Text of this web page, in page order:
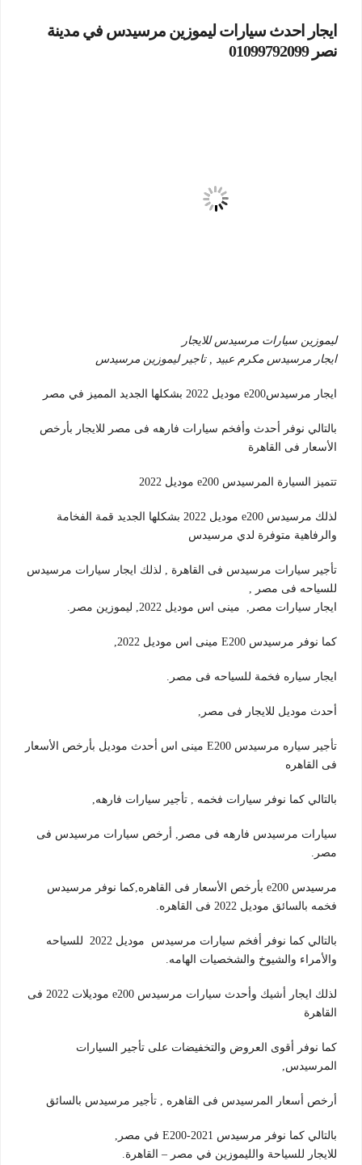
ايجار احدث سيارات ليموزين مرسيدس في مدينة
نصر 01099792099
ليموزين سيارات مرسيدس للايجار
ايجار مرسيدس مكرم عبيد , تاجير ليموزين مرسيدس
ايجار مرسيدسe200 موديل 2022 بشكلها الجديد المميز في مصر
بالتالي نوفر أحدث وأفخم سيارات فارهه فى مصر للايجار بأرخص
الأسعار فى القاهرة
تتميز السيارة المرسيدس e200 موديل 2022
لذلك مرسيدس e200 موديل 2022 بشكلها الجديد قمة الفخامة
والرفاهية متوفرة لدي مرسيدس
تأجير سيارات مرسيدس فى القاهرة , لذلك ايجار سيارات مرسيدس
للسياحه فى مصر ,
ايجار سيارات مصر, مينى اس موديل 2022, ليموزين مصر.
كما نوفر مرسيدس E200 مينى اس موديل 2022,
ايجار سياره فخمة للسياحه فى مصر.
أحدث موديل للايجار فى مصر,
تأجير سياره مرسيدس E200 مينى اس أحدث موديل بأرخص الأسعار
فى القاهره
بالتالي كما نوفر سيارات فخمه , تأجير سيارات فارهه,
سيارات مرسيدس فارهه فى مصر, أرخص سيارات مرسيدس فى
مصر.
مرسيدس e200 بأرخص الأسعار فى القاهره,كما نوفر مرسيدس
فخمه بالسائق موديل 2022 فى القاهره.
بالتالي كما نوفر أفخم سيارات مرسيدس موديل 2022 للسياحه
والأمراء والشيوخ والشخصيات الهامه.
لذلك ايجار أشيك وأحدث سيارات مرسيدس e200 موديلات 2022 فى
القاهرة
كما نوفر أقوى العروض والتخفيضات على تأجير السيارات
المرسيدس,
أرخص أسعار المرسيدس فى القاهره , تأجير مرسيدس بالسائق
بالتالي كما نوفر مرسيدس E200-2021 في مصر,
للايجار للسياحة والليموزين في مصر – القاهرة.